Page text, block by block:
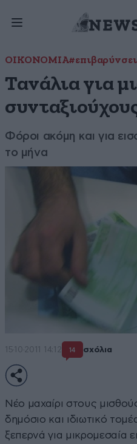
ΟΙΚΟΝΟΜΙΑ
Τανάλια για
Φόροι ακόμη και για
το μήνα
15·10·2011 14:12 14 σχόλια
Νέο μαχαίρι στους
δημόσιο και ιδιωτικό
ξεπερνά για μικρομεσαία